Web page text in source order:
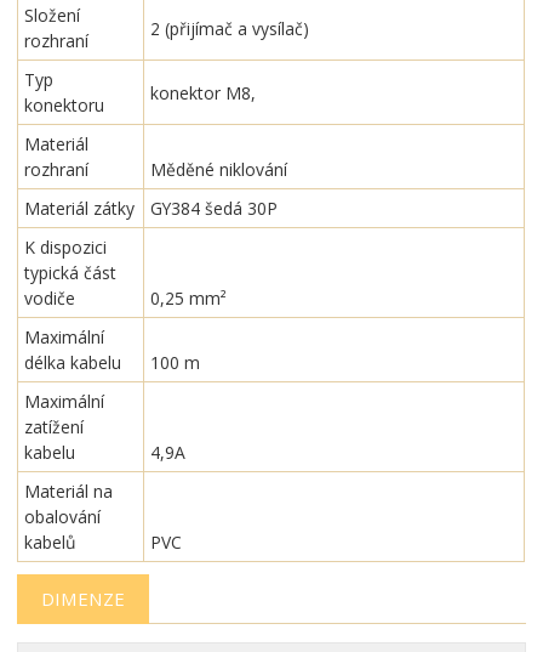
Složení
rozhraní
2 (přijímač a vysílač)
Typ
konektoru
konektor M8,
Materiál
rozhraní
Měděné niklování
Materiál zátky
GY384 šedá 30P
K dispozici
typická část
vodiče
0,25 mm²
Maximální
délka kabelu
100 m
Maximální
zatížení
kabelu
4,9A
Materiál na
obalování
kabelů
PVC
DIMENZE